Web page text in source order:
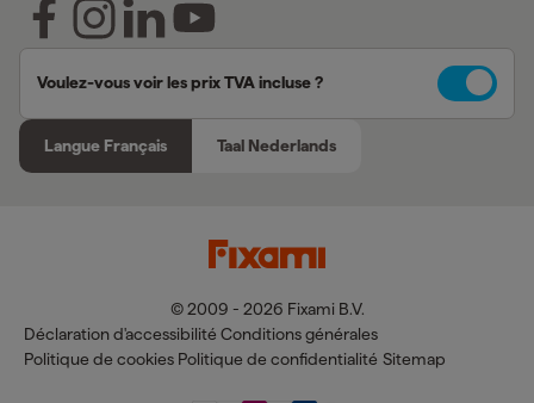
Voulez-vous voir les prix TVA incluse ?
Langue Français Taal Nederlands
© 2009 - 2026 Fixami B.V.
Déclaration d'accessibilité Conditions générales
Politique de cookies Politique de confidentialité Sitemap